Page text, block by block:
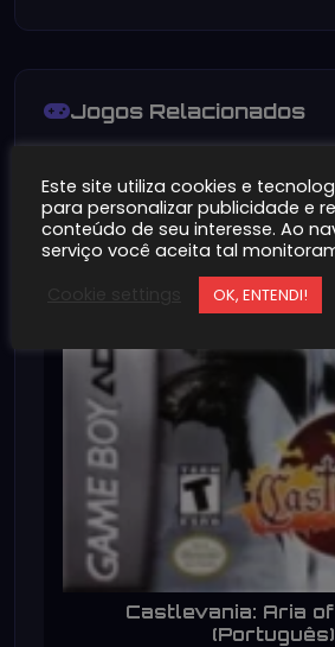
Jogos Relacionados
Castlevania: Aria
(Português)
Este site utiliza cookies e
para personalizar publicidade e
conteúdo de seu interesse. Ao
serviço você aceita tal
OK, ENTENDI!